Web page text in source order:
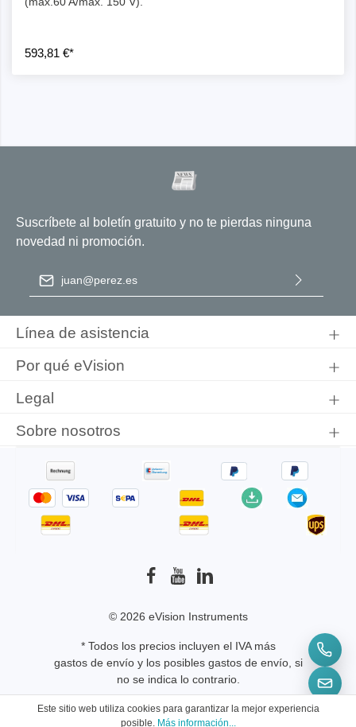
593,81 €*
Suscríbete al boletín gratuito y no te pierdas ninguna
novedad ni promoción.
Dirección de correo electrónico
términos y condiciones generales
Línea de asistencia
Por qué eVision
Legal
Sobre nosotros
© 2026 eVision Instruments
* Todos los precios incluyen el IVA más
gastos de envíoy los posibles gastos de envío, si
no se indica lo contrario.
Este sitio web utiliza cookies para garantizar la mejor experiencia
posible. Más información...